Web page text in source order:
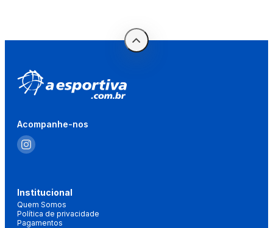
Acompanhe-nos
Institucional
Quem Somos
Política de privacidade
Pagamentos